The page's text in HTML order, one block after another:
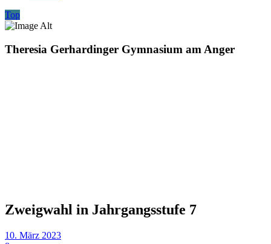
Top
Theresia Gerhardinger Gymnasium am Anger
Zweigwahl in Jahrgangsstufe 7
10. März 2023